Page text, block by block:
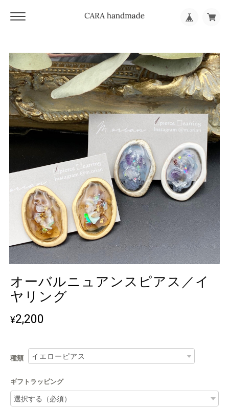
オーバルニュアンスピアス／イ
ヤリング
¥2,200
種類
ギフトラッピング